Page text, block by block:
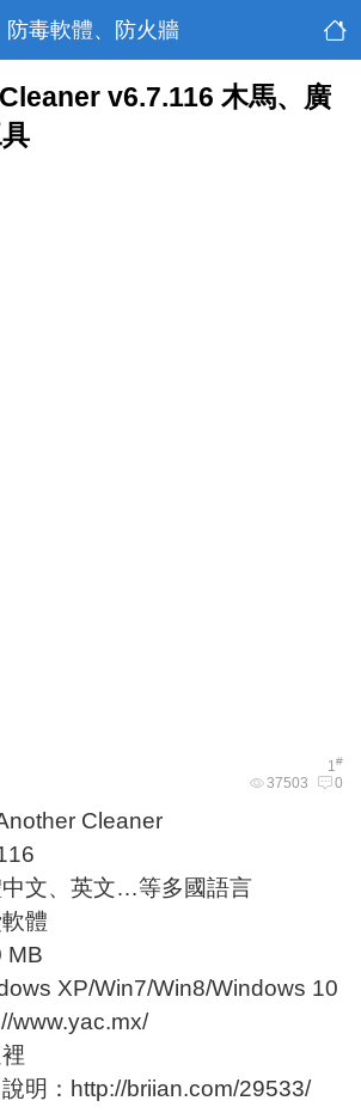
防毒軟體、防火牆
v6.7.116 木馬、廣
1#
37503 0
Cleaner
文、英文…等多國語言
體
MB
XP/Win7/Win8/Windows 10
www.yac.mx/
明： http://briian.com/29533/